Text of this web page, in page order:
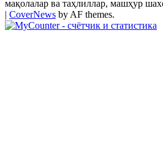
мақолалар ва таҳлиллар, машҳур
| CoverNews by AF themes.